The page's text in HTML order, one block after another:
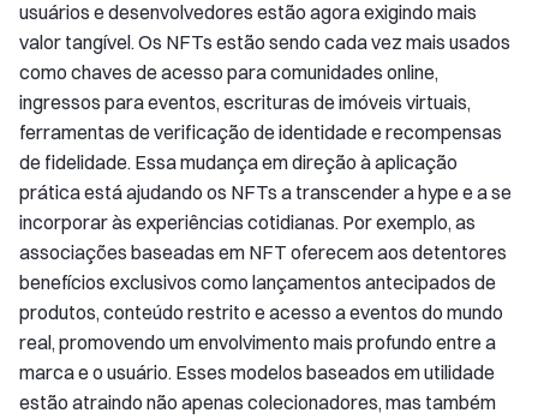
usuários e desenvolvedores estão agora exigindo mais
valor tangível. Os NFTs estão sendo cada vez mais usados
como chaves de acesso para comunidades online,
ingressos para eventos, escrituras de imóveis virtuais,
ferramentas de verificação de identidade e recompensas
de fidelidade. Essa mudança em direção à aplicação
prática está ajudando os NFTs a transcender a hype e a se
incorporar às experiências cotidianas. Por exemplo, as
associações baseadas em NFT oferecem aos detentores
benefícios exclusivos como lançamentos antecipados de
produtos, conteúdo restrito e acesso a eventos do mundo
real, promovendo um envolvimento mais profundo entre a
marca e o usuário. Esses modelos baseados em utilidade
estão atraindo não apenas colecionadores, mas também